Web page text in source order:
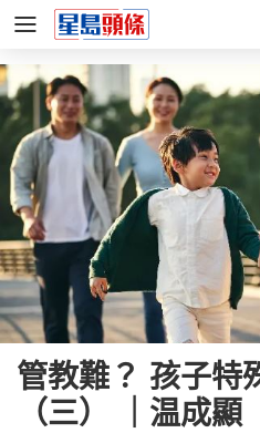
管教難？ 孩子特
（三） ｜温成顯